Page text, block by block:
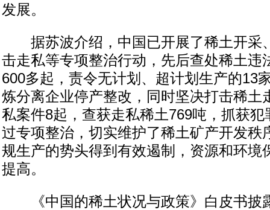
发展。
据苏波介绍，中国已开展了稀土开采
击走私等专项整治行动，先后查处稀土违
600多起，责令无计划、超计划生产的13
炼分离企业停产整改，同时坚决打击稀土
私案件8起，查获走私稀土769吨，抓获犯
过专项整治，切实维护了稀土矿产开发秩
规生产的势头得到有效遏制，资源和环境
提高。
《中国的稀土状况与政策》白皮书披